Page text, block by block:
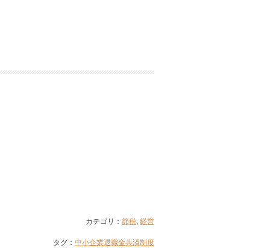
カテゴリ： 節税, 経営
タグ： 中小企業退職金共済制度